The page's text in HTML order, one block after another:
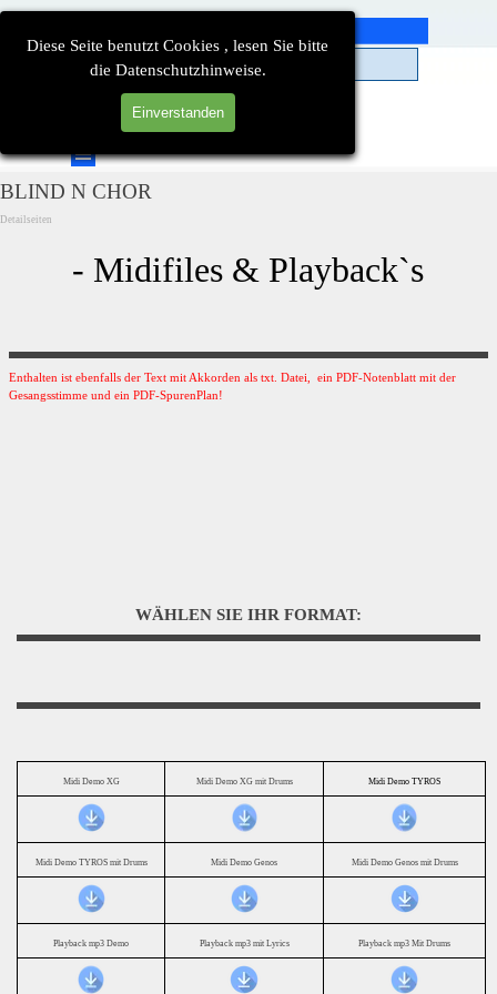
Diese Seite benutzt Cookies , lesen Sie bitte
die Datenschutzhinweise.
Einverstanden
Direkt zum Seiteninhalt
Menü überspringen
BLIND N CHOR
Detailseiten
- Midifiles & Playback`s
Enthalten ist ebenfalls der Text mit Akkorden als txt. Datei, ein PDF-Notenblatt mit der
Gesangsstimme und ein PDF-SpurenPlan!
WÄHLEN SIE IHR FORMAT:
Midi Demo XG Midi Demo XG mit Drums Midi Demo TYROS
Midi Demo TYROS mit Drums Midi Demo Genos Midi Demo Genos mit Drums
Playback mp3 Demo Playback mp3 mit Lyrics Playback mp3 Mit Drums